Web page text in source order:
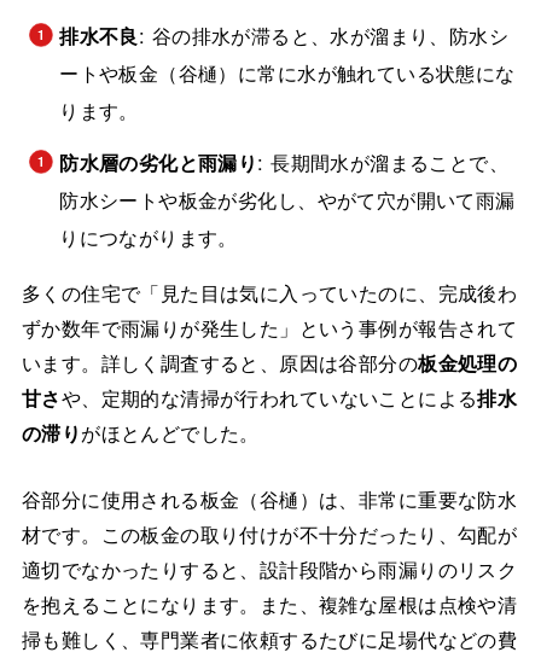
排水不良: 谷の排水が滞ると、水が溜まり、防水シ
ートや板金（谷樋）に常に水が触れている状態にな
ります。
防水層の劣化と雨漏り: 長期間水が溜まることで、
防水シートや板金が劣化し、やがて穴が開いて雨漏
りにつながります。
多くの住宅で「見た目は気に入っていたのに、完成後わ
ずか数年で雨漏りが発生した」という事例が報告されて
います。詳しく調査すると、原因は谷部分の板金処理の
甘さや、定期的な清掃が行われていないことによる排水
の滞りがほとんどでした。
谷部分に使用される板金（谷樋）は、非常に重要な防水
材です。この板金の取り付けが不十分だったり、勾配が
適切でなかったりすると、設計段階から雨漏りのリスク
を抱えることになります。また、複雑な屋根は点検や清
掃も難しく、専門業者に依頼するたびに足場代などの費